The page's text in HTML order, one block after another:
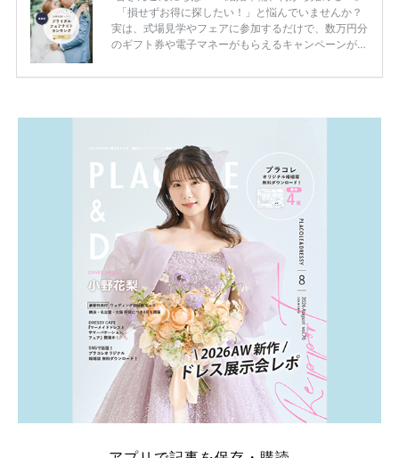
「損せずお得に探したい！」と悩んでいませんか？
実は、式場見学やフェアに参加するだけで、数万円分
のギフト券や電子マネーがもらえるキャンペーンがあ
ため、比較せずに選ぶと損をしてしまうことも……。
一番お得？」「プラコレの特典は？」といった疑問も
解決します。 まずは診断で候補を絞れる「ウェディ
ング診断」か、体験型 […]続きを読む